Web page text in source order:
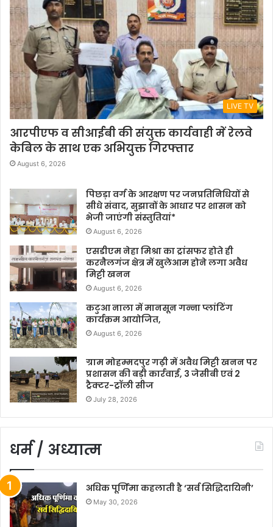
LIVE TV
आरपीएफ व सीआईबी की संयुक्त कार्यवाही में रेलवे
केबिल के साथ एक अभियुक्त गिरफ्तार
August 6, 2026
पिछड़ा वर्ग के आरक्षण पर जनप्रतिनिधियों से
सीधे संवाद, सुझावों के आधार पर शासन को
भेजी जाएंगी संस्तुतियां*
August 6, 2026
एसडीएम नेहा मिश्रा का ट्रांसफर होते ही
करनैलगंज क्षेत्र में खुलेआम होने लगा अवैध
मिट्टी खनन
August 6, 2026
कटुआ नाला में मानसून गन्ना प्लांटिंग
कार्यक्रम आयोजित,
August 6, 2026
ग्राम मोहम्मदपुर गढ़ी में अवैध मिट्टी खनन पर
प्रशासन की बड़ी कार्रवाई, 3 जेसीबी एवं 2
ट्रैक्टर-ट्रॉली सीज
July 28, 2026
धर्म / अध्यात्म
अधिक पूर्णिमा कहलाती है ‘सर्व सिद्धिदायिनी’
May 30, 2026